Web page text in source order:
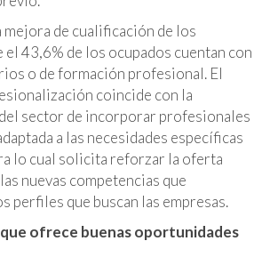
mejora de cualificación de los
43,6% de los ocupados cuentan con
o de formación profesional. El
coincide con la
sector de incorporar profesionales
a las necesidades específicas
lo cual solicita reforzar la oferta
nuevas competencias que
perfiles que buscan las empresas.
ofrece buenas oportunidades